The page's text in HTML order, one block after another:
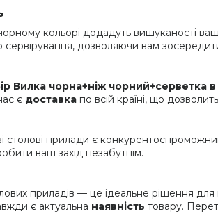
кольорі додадуть вишуканості
дозволяючи вам
Вилка чорна+ніж чорний+серветка в
є доставка по всій країні, що
столові прилади є
ваш захід незабутнім.
приладів — це ідеальне рішення для
є актуальна наявність товару.